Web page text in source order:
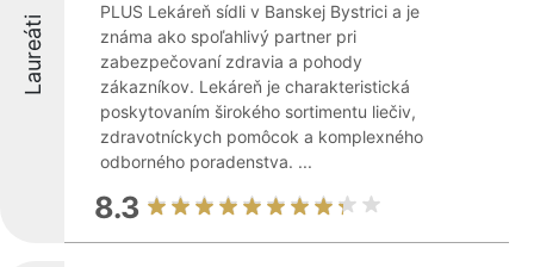
Laureáti
PLUS Lekáreň sídli v Banskej Bystrici a je
známa ako spoľahlivý partner pri
zabezpečovaní zdravia a pohody
zákazníkov. Lekáreň je charakteristická
poskytovaním širokého sortimentu liečiv,
zdravotníckych pomôcok a komplexného
odborného poradenstva. ...
8.3